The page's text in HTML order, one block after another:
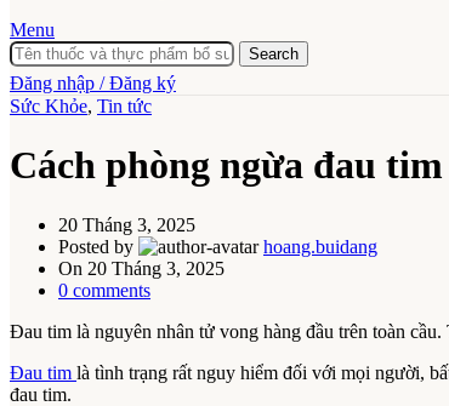
Menu
Search
Đăng nhập / Đăng ký
Sức Khỏe, Tin tức
Cách phòng ngừa đau
20 Tháng 3, 2025
Posted by
hoang.buidang
On 20 Tháng 3, 2025
0 comments
Đau tim là nguyên nhân tử vong hàng đầu trên toàn
Đau tim là tình trạng rất nguy hiểm đối với mọi người,
đau tim.